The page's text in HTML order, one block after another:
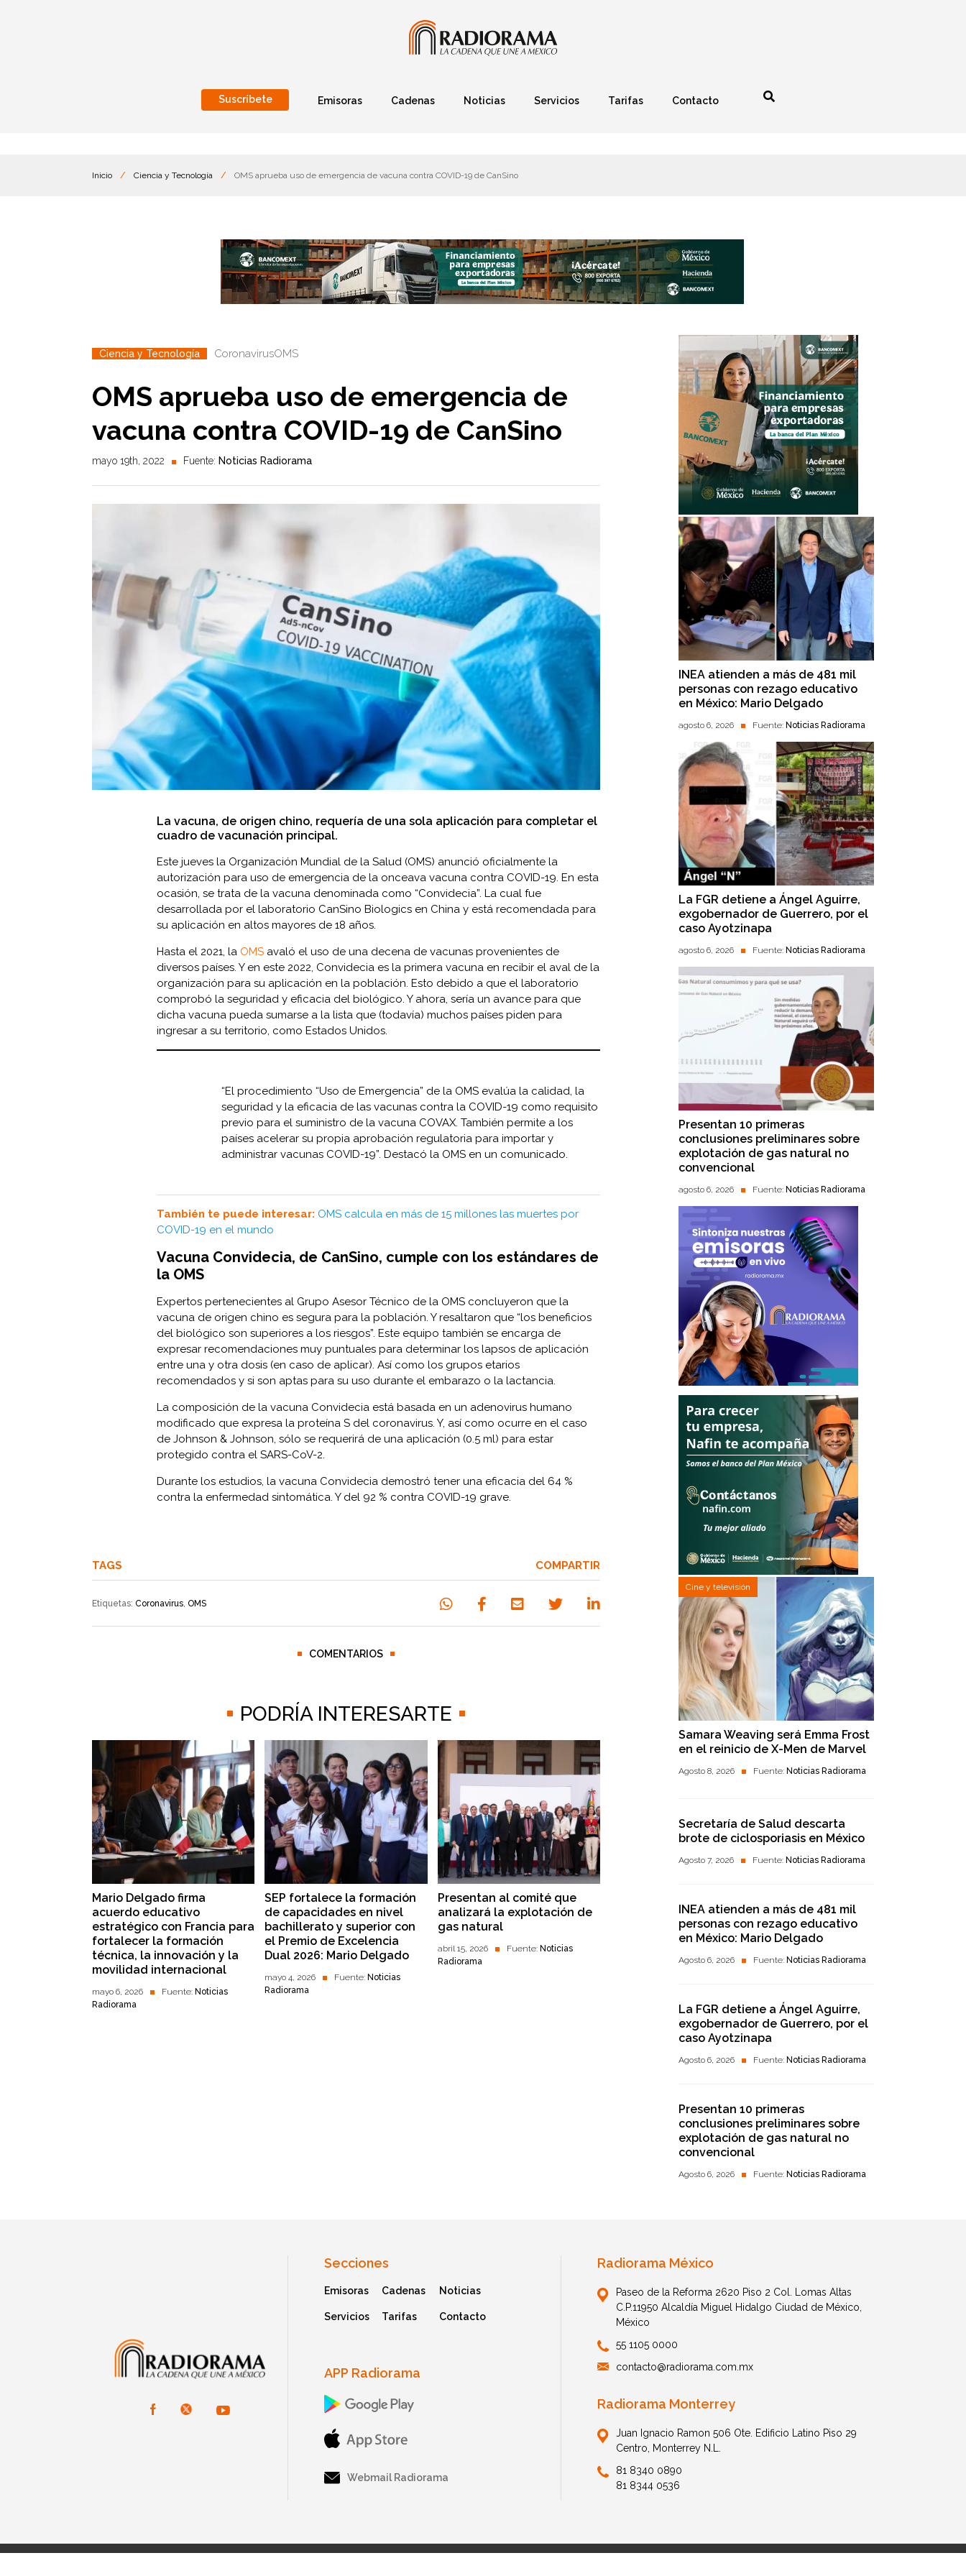
Suscríbete Emisoras Cadenas Noticias Servicios Tarifas Contacto
Inicio / Ciencia y Tecnología / OMS aprueba uso de emergencia de vacuna contra COVID-19 de CanSino
Ciencia y Tecnología CoronavirusOMS
OMS aprueba uso de emergencia de
vacuna contra COVID-19 de CanSino
mayo 19th, 2022 Fuente: Noticias Radiorama
La vacuna, de origen chino, requería de una sola aplicación para completar el
cuadro de vacunación principal.
Este jueves la Organización Mundial de la Salud (OMS) anunció oficialmente la
autorización para uso de emergencia de la onceava vacuna contra COVID-19. En esta
ocasión, se trata de la vacuna denominada como “Convidecia”. La cual fue
desarrollada por el laboratorio CanSino Biologics en China y está recomendada para
su aplicación en altos mayores de 18 años.
Hasta el 2021, la OMS avaló el uso de una decena de vacunas provenientes de
diversos países. Y en este 2022, Convidecia es la primera vacuna en recibir el aval de la
organización para su aplicación en la población. Esto debido a que el laboratorio
comprobó la seguridad y eficacia del biológico. Y ahora, sería un avance para que
dicha vacuna pueda sumarse a la lista que (todavía) muchos países piden para
ingresar a su territorio, como Estados Unidos.
“El procedimiento “Uso de Emergencia” de la OMS evalúa la calidad, la
seguridad y la eficacia de las vacunas contra la COVID-19 como requisito
previo para el suministro de la vacuna COVAX. También permite a los
países acelerar su propia aprobación regulatoria para importar y
administrar vacunas COVID-19”. Destacó la OMS en un comunicado.
También te puede interesar: OMS calcula en más de 15 millones las muertes por
COVID-19 en el mundo
Vacuna Convidecia, de CanSino, cumple con los estándares de
la OMS
Expertos pertenecientes al Grupo Asesor Técnico de la OMS concluyeron que la
vacuna de origen chino es segura para la población. Y resaltaron que “los beneficios
del biológico son superiores a los riesgos”. Este equipo también se encarga de
expresar recomendaciones muy puntuales para determinar los lapsos de aplicación
entre una y otra dosis (en caso de aplicar). Así como los grupos etarios
recomendados y si son aptas para su uso durante el embarazo o la lactancia.
La composición de la vacuna Convidecia está basada en un adenovirus humano
modificado que expresa la proteína S del coronavirus. Y, así como ocurre en el caso
de Johnson & Johnson, sólo se requerirá de una aplicación (0.5 ml) para estar
protegido contra el SARS-CoV-2.
Durante los estudios, la vacuna Convidecia demostró tener una eficacia del 64 %
contra la enfermedad sintomática. Y del 92 % contra COVID-19 grave.
TAGS
Etiquetas: Coronavirus OMS
COMPARTIR
COMENTARIOS
PODRÍA INTERESARTE
Mario Delgado firma
acuerdo educativo
estratégico con Francia para
fortalecer la formación
técnica, la innovación y la
movilidad internacional
mayo 6, 2026 Fuente: Noticias
Radiorama
SEP fortalece la formación
de capacidades en nivel
bachillerato y superior con
el Premio de Excelencia
Dual 2026: Mario Delgado
mayo 4, 2026 Fuente:Noticias
Radiorama
Presentan al comité que
analizará la explotación de
gas natural
abril 15, 2026 Fuente: Noticias
Radiorama
INEA atienden a más de 481 mil
personas con rezago educativo
en México: Mario Delgado
agosto 6, 2026 Fuente: Noticias Radiorama
La FGR detiene a Ángel Aguirre,
exgobernador de Guerrero, por el
caso Ayotzinapa
agosto 6, 2026 Fuente: Noticias Radiorama
Presentan 10 primeras
conclusiones preliminares sobre
explotación de gas natural no
convencional
agosto 6, 2026 Fuente: Noticias Radiorama
Cine y televisión
Samara Weaving será Emma Frost
en el reinicio de X-Men de Marvel
Agosto 8, 2026 Fuente: Noticias Radiorama
Secretaría de Salud descarta
brote de ciclosporiasis en México
Agosto 7, 2026 Fuente: Noticias Radiorama
INEA atienden a más de 481 mil
personas con rezago educativo
en México: Mario Delgado
Agosto 6, 2026 Fuente: Noticias Radiorama
La FGR detiene a Ángel Aguirre,
exgobernador de Guerrero, por el
caso Ayotzinapa
Agosto 6, 2026 Fuente: Noticias Radiorama
Presentan 10 primeras
conclusiones preliminares sobre
explotación de gas natural no
convencional
Agosto 6, 2026 Fuente: Noticias Radiorama
Secciones
Emisoras Cadenas Noticias
Servicios Tarifas Contacto
APP Radiorama
Webmail Radiorama
Radiorama México
Paseo de la Reforma 2620 Piso 2 Col. Lomas Altas
C.P.11950 Alcaldía Miguel Hidalgo Ciudad de México,
México
55 1105 0000
contacto@radiorama.com.mx
Radiorama Monterrey
Juan Ignacio Ramon 506 Ote. Edificio Latino Piso 29
Centro, Monterrey N.L.
81 8340 0890
81 8344 0536